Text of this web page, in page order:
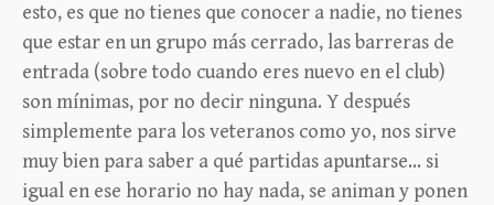
esto, es que no tienes que conocer a nadie, no tienes
que estar en un grupo más cerrado, las barreras de
entrada (sobre todo cuando eres nuevo en el club)
son mínimas, por no decir ninguna. Y después
simplemente para los veteranos como yo, nos sirve
muy bien para saber a qué partidas apuntarse… si
igual en ese horario no hay nada, se animan y ponen